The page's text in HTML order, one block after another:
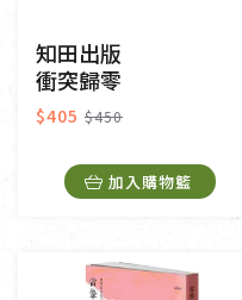
知田出版
衝突歸零
$405 $450
加入購物籃